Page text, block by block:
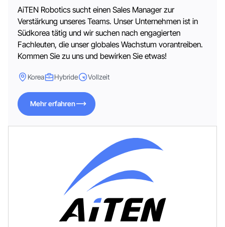
AiTEN Robotics sucht einen Sales Manager zur
Verstärkung unseres Teams. Unser Unternehmen ist in
Südkorea tätig und wir suchen nach engagierten
Fachleuten, die unser globales Wachstum vorantreiben.
Kommen Sie zu uns und bewirken Sie etwas!
Korea Hybride Vollzeit
Mehr erfahren